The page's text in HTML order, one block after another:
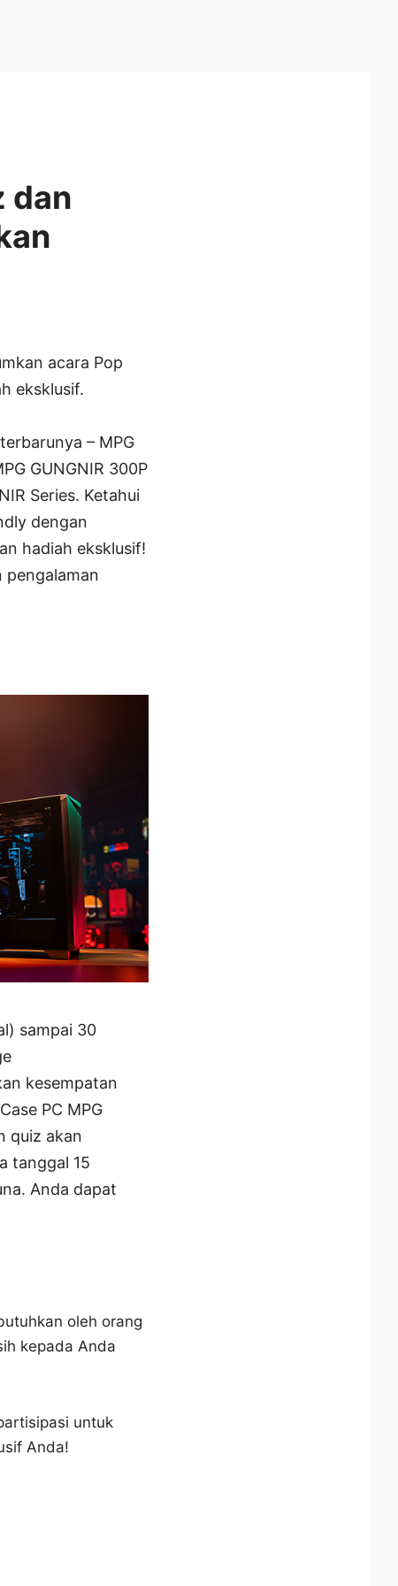
dan
acara Pop
eksklusif.
– MPG
GUNGNIR 300P
Series. Ketahui
dengan
hadiah eksklusif!
pengalaman
sampai 30
kesempatan
PC MPG
quiz akan
tanggal 15
Anda dapat
oleh orang
kepada Anda
untuk
Anda!